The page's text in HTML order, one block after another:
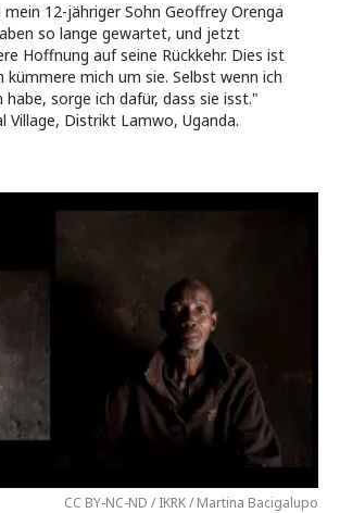
12-jähriger Sohn Geoffrey Orenga
so lange gewartet, und jetzt
Hoffnung auf seine Rückkehr. Dies ist
kümmere mich um sie. Selbst wenn ich
habe, sorge ich dafür, dass sie isst."
Village, Distrikt Lamwo, Uganda.
CC BY-NC-ND / IKRK / Martina Bacigalupo